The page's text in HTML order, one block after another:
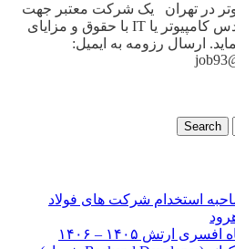
در تهران یک شرکت معتبر جهت
تکمیل کادر پرسنلی خود مهندس کامپیوتر یا IT با حقوق و مزایای
ارسال رزومه به ایمیل:
استخدام شرکت های فولاد
ارتش ۱۴۰۵ – ۱۴۰۶